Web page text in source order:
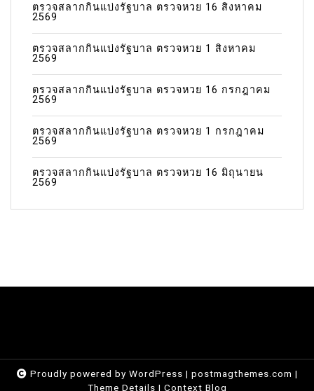
ตรวจสลากกินแบ่งรัฐบาล ตรวจหวย 16 สิงหาคม
2569
ตรวจสลากกินแบ่งรัฐบาล ตรวจหวย 1 สิงหาคม
2569
ตรวจสลากกินแบ่งรัฐบาล ตรวจหวย 16 กรกฎาคม
2569
ตรวจสลากกินแบ่งรัฐบาล ตรวจหวย 1 กรกฎาคม
2569
ตรวจสลากกินแบ่งรัฐบาล ตรวจหวย 16 มิถุนายน
2569
Proudly powered by WordPress | postmagthemes.com |
Theme Details | Context Blog